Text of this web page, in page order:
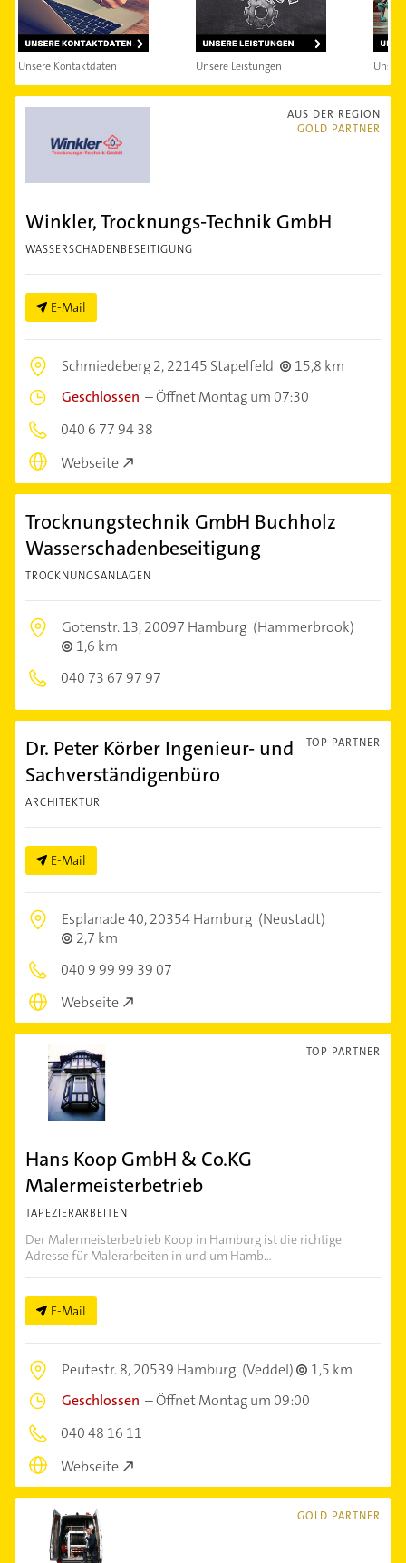
Unsere Kontaktdaten Unsere Leistungen Unser
AUS DER REGION
GOLD PARTNER
Winkler, Trocknungs-Technik GmbH
WASSERSCHADENBESEITIGUNG
E-Mail
Schmiedeberg 2,22145 Stapelfeld
15,8 km
Geschlossen –Öffnet Montag um 07:30
040 6 77 94 38
Webseite
Trocknungstechnik GmbH Buchholz
Wasserschadenbeseitigung
TROCKNUNGSANLAGEN
Gotenstr. 13,20097 Hamburg (Hammerbrook)
1,6 km
040 73 67 97 97
TOP PARTNER
Dr. Peter Körber Ingenieur- und
Sachverständigenbüro
ARCHITEKTUR
E-Mail
Esplanade 40,20354 Hamburg (Neustadt)
2,7 km
040 9 99 99 39 07
Webseite
TOP PARTNER
Hans Koop GmbH & Co.KG
Malermeisterbetrieb
TAPEZIERARBEITEN
Der Malermeisterbetrieb Koop in Hamburg ist die richtige
Adresse für Malerarbeiten in und um Hamb...
E-Mail
Peutestr. 8,20539 Hamburg (Veddel)
1,5 km
Geschlossen –Öffnet Montag um 09:00
040 48 16 11
Webseite
GOLD PARTNER